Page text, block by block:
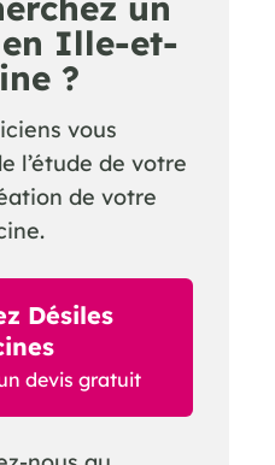
Ille-et-
?
vous
l’étude de votre
de votre
Désiles
devis gratuit